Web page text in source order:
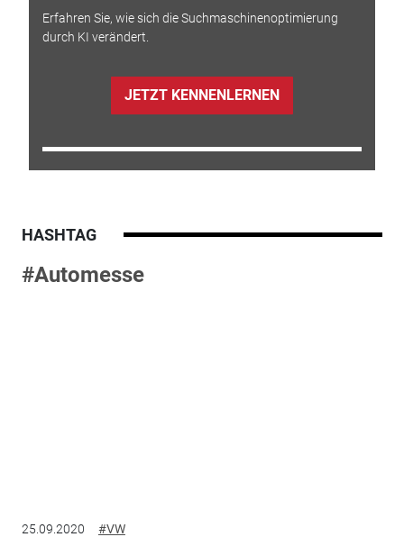
Erfahren Sie, wie sich die Suchmaschinenoptimierung
durch KI verändert.
JETZT KENNENLERNEN
HASHTAG
#Automesse
25.09.2020 #VW